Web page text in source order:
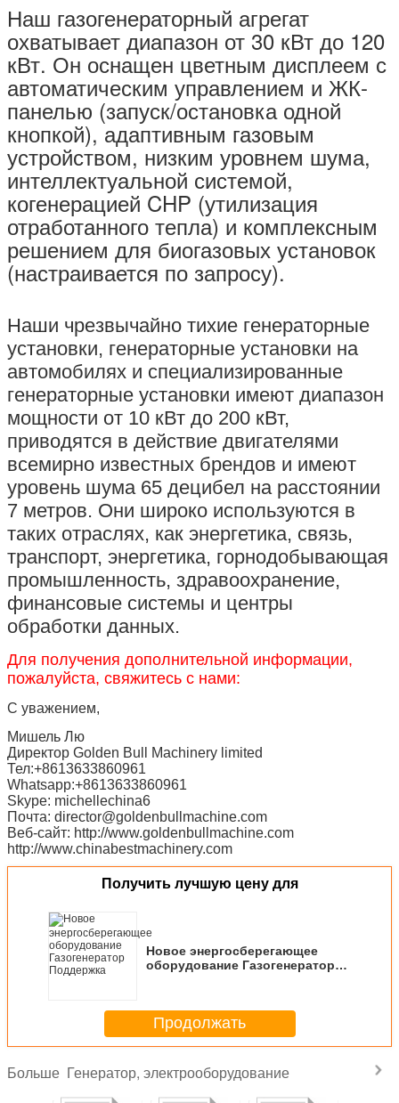
Наш газогенераторный агрегат
охватывает диапазон от 30 кВт до 120
кВт. Он оснащен цветным дисплеем с
автоматическим управлением и ЖК-
панелью (запуск/остановка одной
кнопкой), адаптивным газовым
устройством, низким уровнем шума,
интеллектуальной системой,
когенерацией CHP (утилизация
отработанного тепла) и комплексным
решением для биогазовых установок
(настраивается по запросу).
Наши чрезвычайно тихие генераторные
установки, генераторные установки на
автомобилях и специализированные
генераторные установки имеют диапазон
мощности от 10 кВт до 200 кВт,
приводятся в действие двигателями
всемирно известных брендов и имеют
уровень шума 65 децибел на расстоянии
7 метров. Они широко используются в
таких отраслях, как энергетика, связь,
транспорт, энергетика, горнодобывающая
промышленность, здравоохранение,
финансовые системы и центры
обработки данных.
Для получения дополнительной информации,
пожалуйста, свяжитесь с нами:
С уважением,
Мишель Лю
Директор Golden Bull Machinery limited
Тел:+8613633860961
Whatsapp:+8613633860961
Skype: michellechina6
Почта: director@goldenbullmachine.com
Веб-сайт: http://www.goldenbullmachine.com
http://www.chinabestmachinery.com
Получить лучшую цену для
Новое энергосберегающее
оборудование Газогенератор
Продолжать
Больше Генератор, электрооборудование